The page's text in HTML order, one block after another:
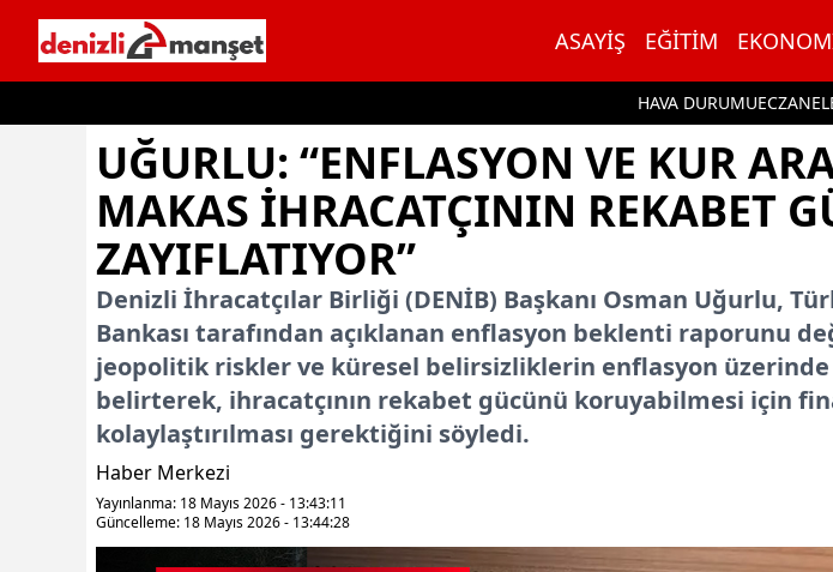
ASAYIŞ EĞITIM
HAVA DURUMU
İçeriğe geç
UĞURLU: “ENFLASYON VE KUR
MAKAS IHRACATÇININ REKABET
ZAYIFLATIYOR”
Denizli İhracatçılar Birliği (DENİB) Başkanı Osman Uğurlu,
Bankası tarafından açıklanan enflasyon beklenti raporunu
jeopolitik riskler ve küresel belirsizliklerin enflasyon
belirterek, ihracatçının rekabet gücünü koruyabilmesi için
kolaylaştırılması gerektiğini söyledi.
Haber Merkezi
Yayınlanma: 18 Mayıs 2026 - 13:43:11
Güncelleme: 18 Mayıs 2026 - 13:44:28